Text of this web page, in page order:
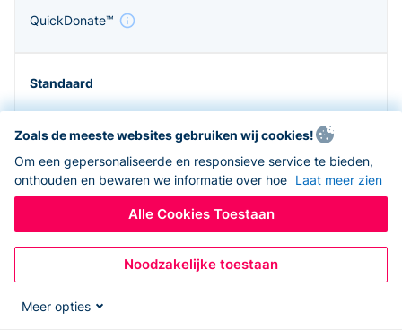
QuickDonate™
Zapier en API
Zoals de meeste websites gebruiken wij cookies!
Om een gepersonaliseerde en responsieve service te bieden,
onthouden en bewaren we informatie over hoe Laat meer zien
Alle Cookies Toestaan
Noodzakelijke toestaan
Meer opties